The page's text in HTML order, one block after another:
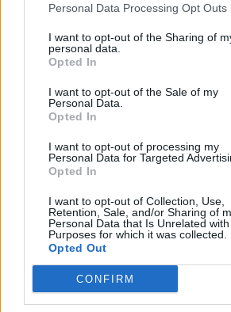
Personal Data Processing Opt Outs
I want to opt-out of the Sharing of
personal data.
Opted In
I want to opt-out of the Sale of my
Personal Data.
Opted In
I want to opt-out of processing my
Personal Data for Targeted
Opted In
I want to opt-out of Collection, Use,
Retention, Sale, and/or Sharing of
Personal Data that Is Unrelated
Purposes for which it was collected.
Opted Out
CONFIRM
ΠΕΡΙΦΕΡΕΙΕΣ
Διαβουλεύσεις για τα δημοτικά
Θάσου